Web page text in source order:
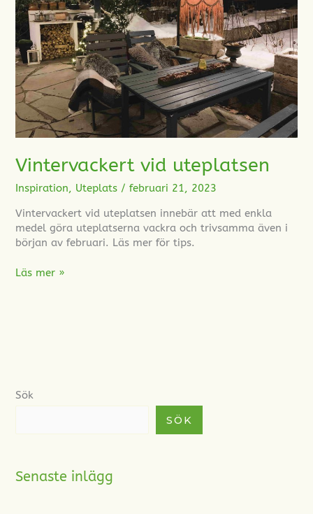
Vintervackert vid uteplatsen
Inspiration, Uteplats /februari 21, 2023
Vintervackert vid uteplatsen innebär att med enkla
medel göra uteplatserna vackra och trivsamma även i
början av februari. Läs mer för tips.
Läs mer »
Sök
SÖK
Senaste inlägg